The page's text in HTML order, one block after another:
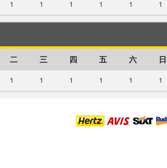
1 1 1 1 1 1
二 三 四 五 六 日
1 1 1 1 1 1